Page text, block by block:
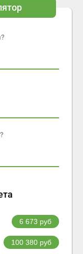
6 673 руб
100 380руб